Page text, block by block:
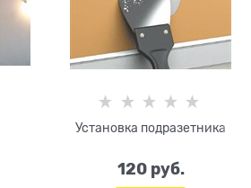
Установка подразетника
120 руб.